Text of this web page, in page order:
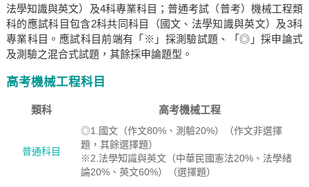
法學知識與英文）及4科專業科目；普通考試（普考）機械工程類
科的應試科目包含2科共同科目（國文、法學知識與英文）及3科
專業科目。應試科目前端有「※」採測驗試題、「◎」採申論式
及測驗之混合式試題，其餘採申論題型。
高考機械工程科目
類科 高考機械工程
普通科目
◎1.國文（作文80%、測驗20%）（作文非選擇
題，其餘選擇題）
※2.法學知識與英文（中華民國憲法20%、法學緒
論20%、英文60%）（選擇題）